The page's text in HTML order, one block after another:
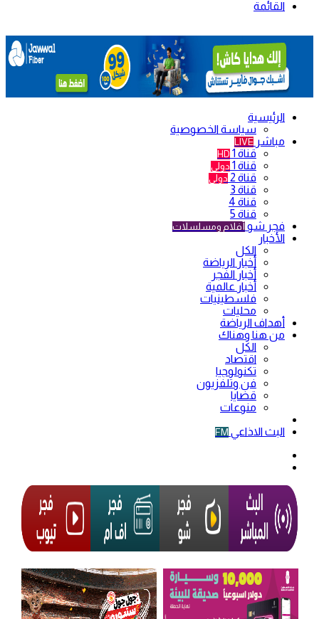
القائمة
الرئيسية
سياسة الخصوصية
مباشر LIVE
قناة 1 HD
قناة 1 دولي
قناة 2 دولي
قناة 3
قناة 4
قناة 5
فجر شو أفلام ومسلسلات
الأخبار
الكل
أخبار الرياضة
أخبار الفجر
أخبار عالمية
فلسطينيات
محليات
أهداف الرياضة
من هنا وهناك
الكل
اقتصاد
تكنولوجيا
فن وتلفزيون
قضايا
منوعات
البث الاذاعي FM